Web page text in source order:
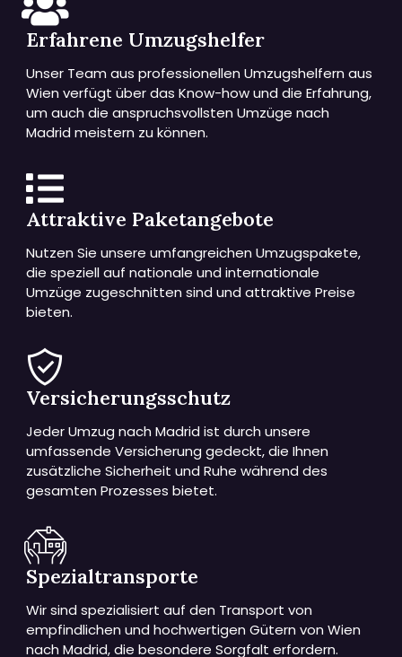
Erfahrene Umzugshelfer
Unser Team aus professionellen Umzugshelfern aus
Wien verfügt über das Know-how und die Erfahrung,
um auch die anspruchsvollsten Umzüge nach
Madrid meistern zu können.
Attraktive Paketangebote
Nutzen Sie unsere umfangreichen Umzugspakete,
die speziell auf nationale und internationale
Umzüge zugeschnitten sind und attraktive Preise
bieten.
Versicherungsschutz
Jeder Umzug nach Madrid ist durch unsere
umfassende Versicherung gedeckt, die Ihnen
zusätzliche Sicherheit und Ruhe während des
gesamten Prozesses bietet.
Spezialtransporte
Wir sind spezialisiert auf den Transport von
empfindlichen und hochwertigen Gütern von Wien
nach Madrid, die besondere Sorgfalt erfordern.